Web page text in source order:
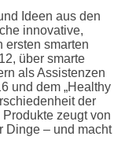
Ideen aus den
innovative,
ersten smarten
über smarte
als Assistenzen
und dem „Healthy
der
zeugt von
Dinge – und macht